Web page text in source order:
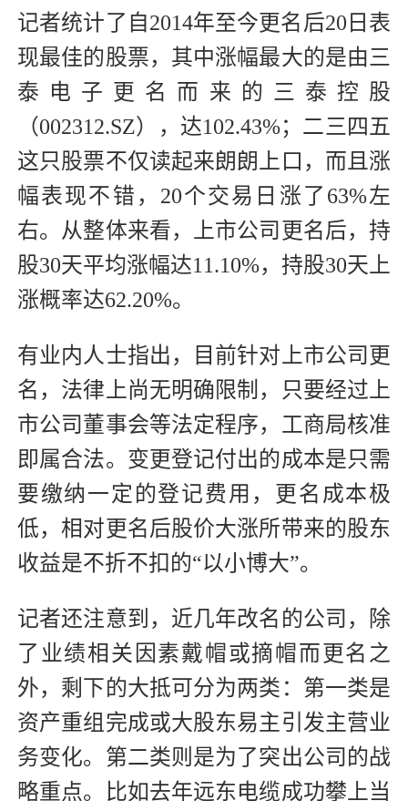
记者统计了自2014年至今更名后20日表
现最佳的股票，其中涨幅最大的是由三
泰电子更名而来的三泰控股
（002312.SZ），达102.43%；二三四五
这只股票不仅读起来朗朗上口，而且涨
幅表现不错，20个交易日涨了63%左
右。从整体来看，上市公司更名后，持
股30天平均涨幅达11.10%，持股30天上
涨概率达62.20%。
有业内人士指出，目前针对上市公司更
名，法律上尚无明确限制，只要经过上
市公司董事会等法定程序，工商局核准
即属合法。变更登记付出的成本是只需
要缴纳一定的登记费用，更名成本极
低，相对更名后股价大涨所带来的股东
收益是不折不扣的“以小博大”。
记者还注意到，近几年改名的公司，除
了业绩相关因素戴帽或摘帽而更名之
外，剩下的大抵可分为两类：第一类是
资产重组完成或大股东易主引发主营业
务变化。第二类则是为了突出公司的战
略重点。比如去年远东电缆成功攀上当